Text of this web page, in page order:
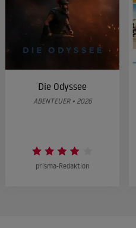
Die Odyssee
ABENTEUER • 2026
prisma-Redaktion